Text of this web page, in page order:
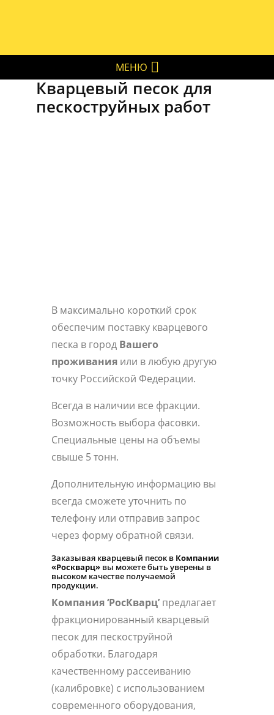
МЕНЮ
Кварцевый песок для
пескоструйных работ
В максимально короткий срок
обеспечим поставку кварцевого
песка в город Вашего
проживания или в любую другую
точку Российской Федерации.
Всегда в наличии все фракции.
Возможность выбора фасовки.
Специальные цены на объемы
свыше 5 тонн.
Дополнительную информацию вы
всегда сможете уточнить по
телефону или отправив запрос
через форму обратной связи.
Заказывая кварцевый песок в Компании
«Роскварц» вы можете быть уверены в
высоком качестве получаемой
продукции.
Компания ‘РосКварц’ предлагает
фракционированный кварцевый
песок для пескоструйной
обработки. Благодаря
качественному рассеиванию
(калибровке) с использованием
современного оборудования,